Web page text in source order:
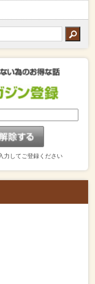
力してご登録ください